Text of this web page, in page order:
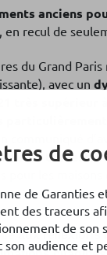
anciens
recul de
du Grand
avec un
très supérieur
communiqué
au 1er trimestre
les maisons
liéaux réflexions
de
de Garanties
des traceurs
de son
son audience et